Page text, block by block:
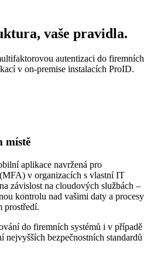
vaše pravidla.
autentizaci do firemních
v on-premise instalacích ProID.
místě
aplikace navržená pro
v organizacích s vlastní IT
závislost na cloudových službách –
kontrolu nad vašimi daty a procesy
prostředí.
do firemních systémů i v případě
nejvyšších bezpečnostních standardů